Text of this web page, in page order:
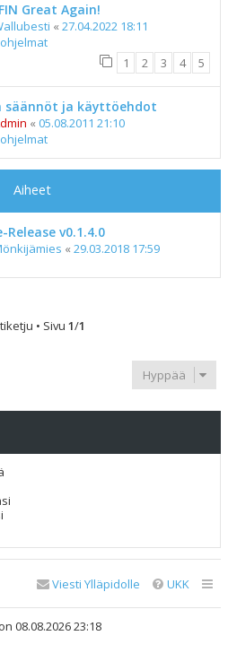
Great Again!
« 27.04.2022 18:11
1 2 3 4 5
säännöt ja käyttöehdot
« 05.08.2011 21:10
Aiheet
v0.1.4.0
« 29.03.2018 17:59
• Sivu 1/1
Hyppää
UKK
Viesti Ylläpidolle
08.08.2026 23:18